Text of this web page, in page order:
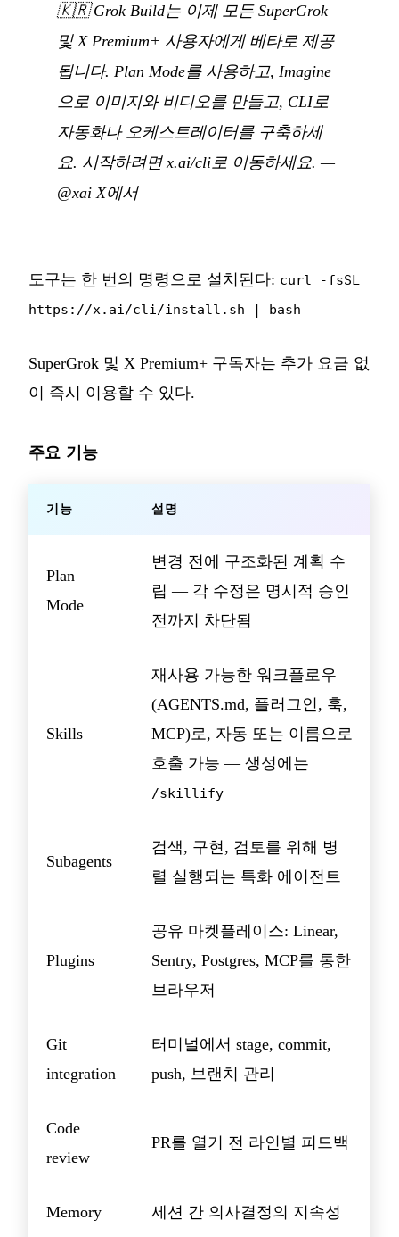
🇰🇷Grok Build는 이제 모든 SuperGrok
및 X Premium+ 사용자에게 베타로 제공
됩니다. Plan Mode를 사용하고, Imagine
으로 이미지와 비디오를 만들고, CLI로
자동화나 오케스트레이터를 구축하세
요. 시작하려면 x.ai/cli로 이동하세요. —
@xai X에서
도구는 한 번의 명령으로 설치된다: curl -fsSL
https://x.ai/cli/install.sh | bash
SuperGrok 및 X Premium+ 구독자는 추가 요금 없
이 즉시 이용할 수 있다.
주요 기능
기능 설명
Plan
Mode
변경 전에 구조화된 계획 수
립 — 각 수정은 명시적 승인
전까지 차단됨
Skills
재사용 가능한 워크플로우
(AGENTS.md, 플러그인, 훅,
MCP)로, 자동 또는 이름으로
호출 가능 — 생성에는
/skillify
Subagents
검색, 구현, 검토를 위해 병
렬 실행되는 특화 에이전트
Plugins
공유 마켓플레이스: Linear,
Sentry, Postgres, MCP를 통한
브라우저
Git
integration
터미널에서 stage, commit,
push, 브랜치 관리
Code
review
PR를 열기 전 라인별 피드백
Memory 세션 간 의사결정의 지속성